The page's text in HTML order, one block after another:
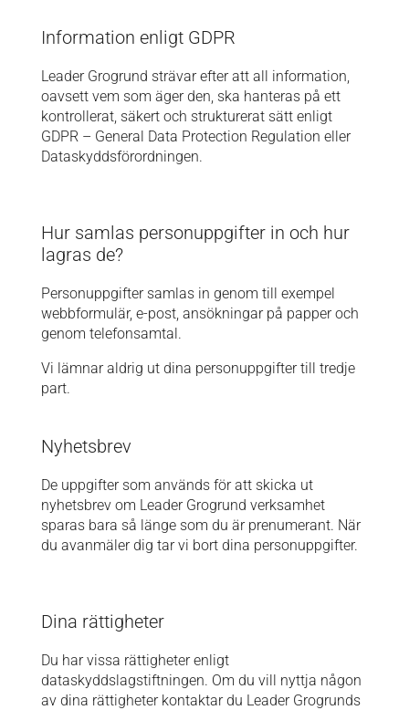
Information enligt GDPR
Leader Grogrund strävar efter att all information,
oavsett vem som äger den, ska hanteras på ett
kontrollerat, säkert och strukturerat sätt enligt
GDPR – General Data Protection Regulation eller
Dataskyddsförordningen.
Hur samlas personuppgifter in och hur
lagras de?
Personuppgifter samlas in genom till exempel
webbformulär, e-post, ansökningar på papper och
genom telefonsamtal.
Vi lämnar aldrig ut dina personuppgifter till tredje
part.
Nyhetsbrev
De uppgifter som används för att skicka ut
nyhetsbrev om Leader Grogrund verksamhet
sparas bara så länge som du är prenumerant. När
du avanmäler dig tar vi bort dina personuppgifter.
Dina rättigheter
Du har vissa rättigheter enligt
dataskyddslagstiftningen. Om du vill nyttja någon
av dina rättigheter kontaktar du Leader Grogrunds